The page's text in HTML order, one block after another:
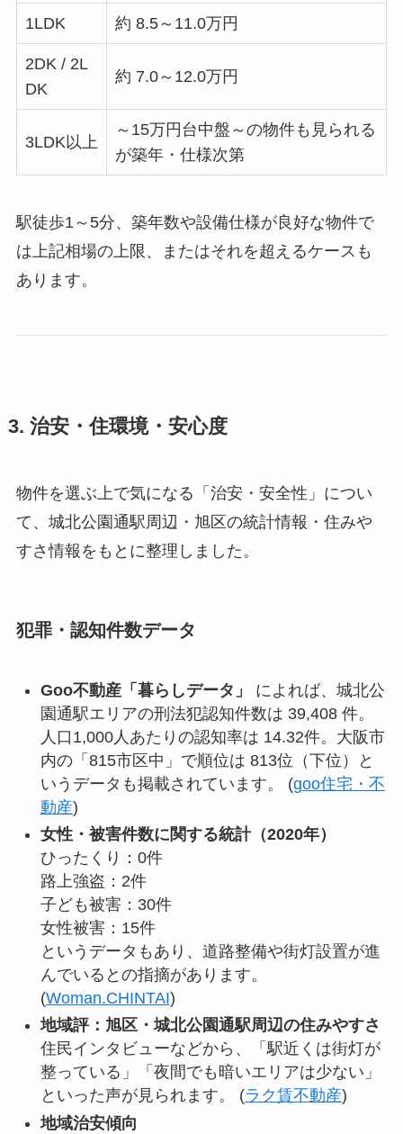
1LDK 約 8.5～11.0万円
2DK / 2L
DK
約 7.0～12.0万円
3LDK以上
～15万円台中盤～の物件も見られる
が築年・仕様次第
駅徒歩1～5分、築年数や設備仕様が良好な物件で
は上記相場の上限、またはそれを超えるケースも
あります。
3. 治安・住環境・安心度
物件を選ぶ上で気になる「治安・安全性」につい
て、城北公園通駅周辺・旭区の統計情報・住みや
すさ情報をもとに整理しました。
犯罪・認知件数データ
Goo不動産「暮らしデータ」
によれば、城北公
園通駅エリアの刑法犯認知件数は 39,408 件。
人口1,000人あたりの認知率は 14.32件。大阪市
内の「815市区中」で順位は 813位（下位）と
いうデータも掲載されています。 (goo住宅・不
動産)
女性・被害件数に関する統計（2020年）
ひったくり：0件
路上強盗：2件
子ども被害：30件
女性被害：15件
というデータもあり、道路整備や街灯設置が進
んでいるとの指摘があります。
(Woman.CHINTAI)
地域評：旭区・城北公園通駅周辺の住みやすさ
住民インタビューなどから、「駅近くは街灯が
整っている」「夜間でも暗いエリアは少ない」
といった声が見られます。 (ラク賃不動産)
地域治安傾向